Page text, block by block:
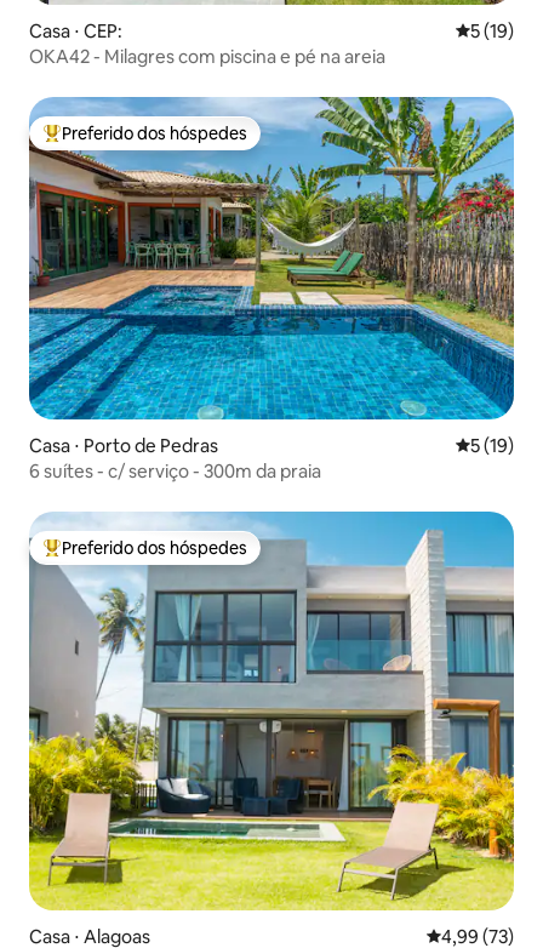
Casa ⋅ CEP: 5 de uma
5 (19)
OKA42 - Milagres com piscina e pé na areia
Entre os melhores preferidos dos hóspedes
Preferido dos hóspedes
Casa ⋅ Porto de Pedras 5 de uma
5 (19)
6 suítes - c/ serviço - 300m da praia
Entre os melhores preferidos dos hóspedes
Preferido dos hóspedes
Casa ⋅ Alagoas 4,99 de uma
4,99 (73)